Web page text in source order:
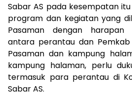
Sabar AS pada kesempatan
program dan kegiatan yang
Pasaman dengan harapan
antara perantau dan
Pasaman dan kampung
kampung halaman, perlu
termasuk para perantau di
Sabar AS.